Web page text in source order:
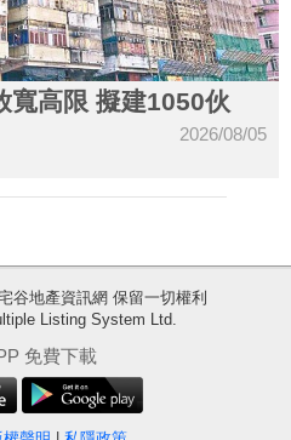
寬高限 擬建1050伙
2026/08/05
谷地產資訊網 保留一切權利
Listing System Ltd.
免費下載